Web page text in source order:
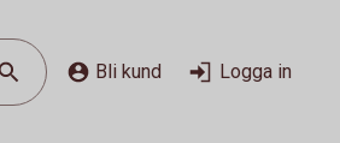
Bli kund Logga in